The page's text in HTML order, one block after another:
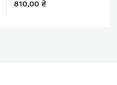
810,00 ₴